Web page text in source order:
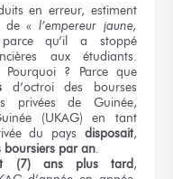
en erreur, estiment
de «l’empereur jaune,
qu’il a stoppé
aux étudiants.
Pourquoi ?
Parce que
d’octroides bourses
privéesde Guinée,
(UKAG)en tant
du pays disposait,
par an.
(7) ans plus tard,